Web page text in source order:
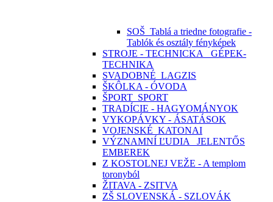
SOŠ_Tablá a triedne fotografie -
Tablók és osztály fényképek
STROJE - TECHNICKA_ GÉPEK-
TECHNIKA
SVADOBNÉ_LAGZIS
ŠKÔLKA - ÓVODA
ŠPORT_SPORT
TRADÍCIE - HAGYOMÁNYOK
VYKOPÁVKY - ÁSATÁSOK
VOJENSKÉ_KATONAI
VÝZNAMNÍ ĽUDIA _JELENTŐS
EMBEREK
Z KOSTOLNEJ VEŽE - A templom
toronyból
ŽITAVA - ZSITVA
ZŠ SLOVENSKÁ - SZLOVÁK